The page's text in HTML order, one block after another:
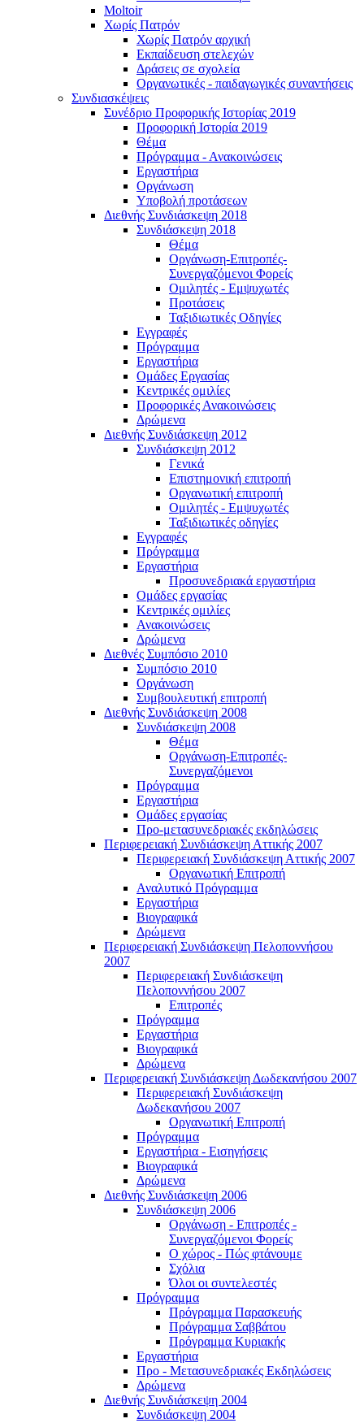
Moltoir
Χωρίς Πατρόν
Χωρίς Πατρόν αρχική
Εκπαίδευση στελεχών
Δράσεις σε σχολεία
Οργανωτικές - παιδαγωγικές συναντήσεις
Συνδιασκέψεις
Συνέδριο Προφορικής Ιστορίας 2019
Προφορική Ιστορία 2019
Θέμα
Πρόγραμμα - Ανακοινώσεις
Εργαστήρια
Οργάνωση
Υποβολή προτάσεων
Διεθνής Συνδιάσκεψη 2018
Συνδιάσκεψη 2018
Θέμα
Οργάνωση-Επιτροπές-
Συνεργαζόμενοι Φορείς
Ομιλητές - Εμψυχωτές
Προτάσεις
Ταξιδιωτικές Οδηγίες
Εγγραφές
Πρόγραμμα
Εργαστήρια
Ομάδες Εργασίας
Κεντρικές ομιλίες
Προφορικές Ανακοινώσεις
Δρώμενα
Διεθνής Συνδιάσκεψη 2012
Συνδιάσκεψη 2012
Γενικά
Επιστημονική επιτροπή
Οργανωτική επιτροπή
Ομιλητές - Εμψυχωτές
Ταξιδιωτικές οδηγίες
Εγγραφές
Πρόγραμμα
Εργαστήρια
Προσυνεδριακά εργαστήρια
Ομάδες εργασίας
Κεντρικές ομιλίες
Ανακοινώσεις
Δρώμενα
Διεθνές Συμπόσιο 2010
Συμπόσιο 2010
Οργάνωση
Συμβουλευτική επιτροπή
Διεθνής Συνδιάσκεψη 2008
Συνδιάσκεψη 2008
Θέμα
Οργάνωση-Επιτροπές-
Συνεργαζόμενοι
Πρόγραμμα
Εργαστήρια
Ομάδες εργασίας
Προ-μετασυνεδριακές εκδηλώσεις
Περιφερειακή Συνδιάσκεψη Αττικής 2007
Περιφερειακή Συνδιάσκεψη Αττικής 2007
Οργανωτική Επιτροπή
Αναλυτικό Πρόγραμμα
Εργαστήρια
Βιογραφικά
Δρώμενα
Περιφερειακή Συνδιάσκεψη Πελοποννήσου
2007
Περιφερειακή Συνδιάσκεψη
Πελοποννήσου 2007
Επιτροπές
Πρόγραμμα
Εργαστήρια
Βιογραφικά
Δρώμενα
Περιφερειακή Συνδιάσκεψη Δωδεκανήσου 2007
Περιφερειακή Συνδιάσκεψη
Δωδεκανήσου 2007
Οργανωτική Επιτροπή
Πρόγραμμα
Εργαστήρια - Εισηγήσεις
Βιογραφικά
Δρώμενα
Διεθνής Συνδιάσκεψη 2006
Συνδιάσκεψη 2006
Οργάνωση - Επιτροπές -
Συνεργαζόμενοι Φορείς
Ο χώρος - Πώς φτάνουμε
Σχόλια
Όλοι οι συντελεστές
Πρόγραμμα
Πρόγραμμα Παρασκευής
Πρόγραμμα Σαββάτου
Πρόγραμμα Κυριακής
Εργαστήρια
Προ - Μετασυνεδριακές Εκδηλώσεις
Δρώμενα
Διεθνής Συνδιάσκεψη 2004
Συνδιάσκεψη 2004